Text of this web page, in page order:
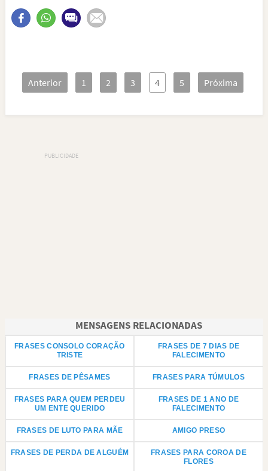
Anterior 1 2 3 4 5 Próxima
MENSAGENS RELACIONADAS
FRASES CONSOLO CORAÇÃO
TRISTE
FRASES DE 7 DIAS DE
FALECIMENTO
FRASES DE PÊSAMES FRASES PARA TÚMULOS
FRASES PARA QUEM PERDEU
UM ENTE QUERIDO
FRASES DE 1 ANO DE
FALECIMENTO
FRASES DE LUTO PARA MÃE AMIGO PRESO
FRASES DE PERDA DE ALGUÉM
FRASES PARA COROA DE
FLORES